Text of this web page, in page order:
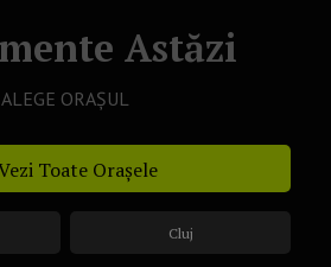
Astăzi
ALEGE ORAȘUL
Toate Orașele
Cluj